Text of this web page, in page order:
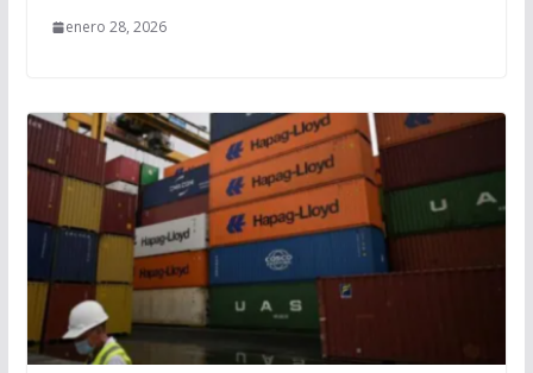
enero 28, 2026